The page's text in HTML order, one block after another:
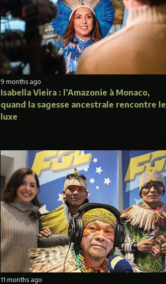
9 months ago
Isabella Vieira : l’Amazonie à Monaco,
quand la sagesse ancestrale rencontre le
luxe
11 months ago